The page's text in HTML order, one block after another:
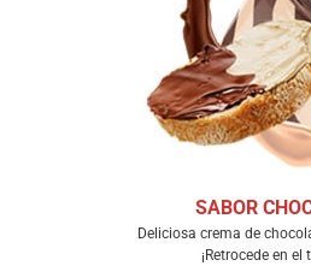
SABOR
Deliciosa crema de
¡Retrocede en el